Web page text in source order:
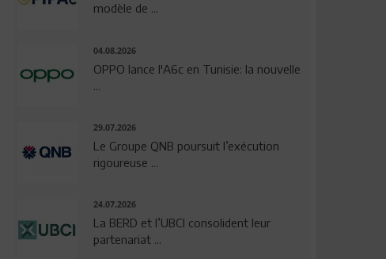
modèle de ...
04.08.2026
OPPO lance l'A6c en Tunisie: la nouvelle
...
29.07.2026
Le Groupe QNB poursuit l’exécution
rigoureuse ...
24.07.2026
La BERD et l’UBCI consolident leur
partenariat ...